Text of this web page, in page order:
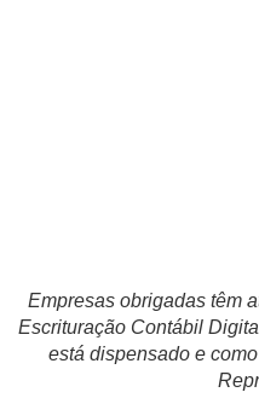
Empresas obrigadas têm
Escrituração Contábil
está dispensado e